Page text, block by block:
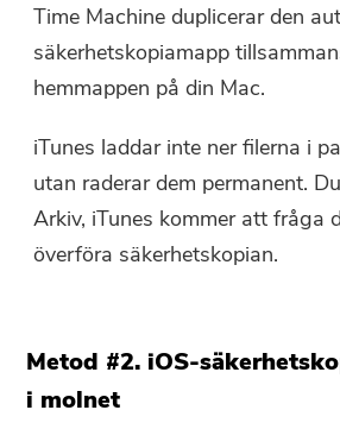
Time Machine duplicerar den
säkerhetskopiamapp
hemmappen på din Mac.
iTunes laddar inte ner filerna i
utan raderar dem permanent.
Arkiv, iTunes kommer att fråga
överföra säkerhetskopian.
Metod #2. iOS-
i molnet